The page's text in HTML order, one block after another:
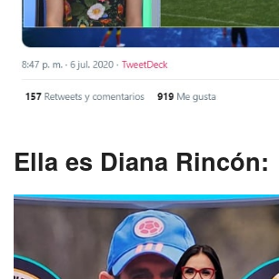
Ella es Diana Rincón: